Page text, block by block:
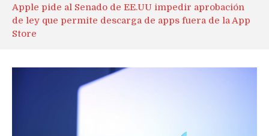
Apple pide al Senado de EE.UU impedir aprobación
de ley que permite descarga de apps fuera de la App
Store